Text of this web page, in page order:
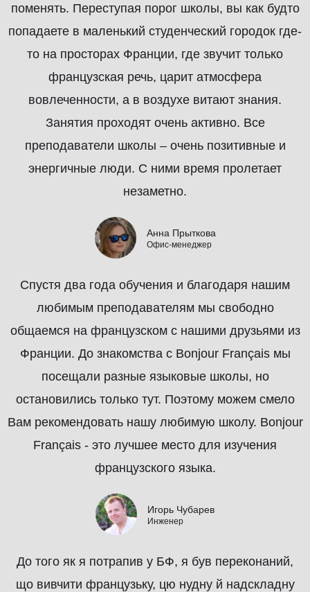
поменять. Переступая порог школы, вы как будто
попадаете в маленький студенческий городок где-
то на просторах Франции, где звучит только
французская речь, царит атмосфера
вовлеченности, а в воздухе витают знания.
Занятия проходят очень активно. Все
преподаватели школы – очень позитивные и
энергичные люди. С ними время пролетает
незаметно.
Анна Прыткова
Офис-менеджер
Спустя два года обучения и благодаря нашим
любимым преподавателям мы свободно
общаемся на французском с нашими друзьями из
Франции. До знакомства с Bonjour Français мы
посещали разные языковые школы, но
остановились только тут. Поэтому можем смело
Вам рекомендовать нашу любимую школу. Bonjour
Français - это лучшее место для изучения
французского языка.
Игорь Чубарев
Инженер
До того як я потрапив у БФ, я був переконаний,
що вивчити французьку, цю нудну й надскладну